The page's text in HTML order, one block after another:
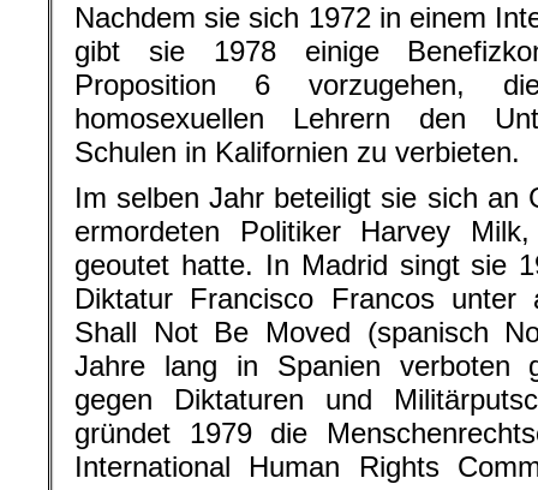
Nachdem sie sich 1972 in einem
gibt sie 1978 einige
Proposition 6 vorzugehen,
homosexuellen Lehrern den
Schulen in Kalifornien zu verbieten.
Im selben Jahr beteiligt sie sich an
ermordeten Politiker Harvey
geoutet hatte. In Madrid singt sie
Diktatur Francisco Francos
Shall Not Be Moved (spanisch
Jahre lang in Spanien verboten
gegen Diktaturen und
gründet 1979 die
International Human Rights